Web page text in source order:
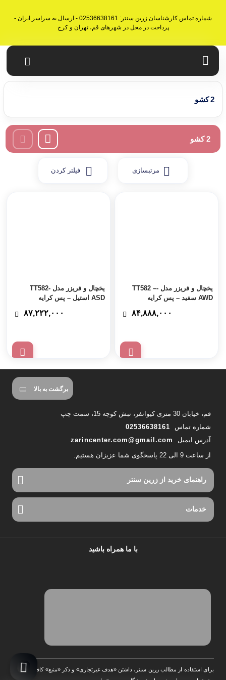
شماره تماس کارشناسان زرین سنتر: 02536638161 - ارسال به سراسر ایران -
پرداخت در محل در شهرهای قم، تهران و کرج
2 کشو
2 کشو
مرتبسازی فیلتر کردن
یخچال و فریزر مدل -TT582 –
AWD سفید – پس کرایه
۸۴,۸۸۸,۰۰۰
یخچال و فریزر مدل TT582-
ASD استیل – پس کرایه
۸۷,۲۲۲,۰۰۰
برگشت به بالا
قم، خیابان 30 متری کیوانفر، نبش کوچه 15، سمت چپ
شماره تماس
02536638161
آدرس ایمیل
zarincenter.com@gmail.com
از ساعت 9 الی 22 پاسخگوی شما عزیزان هستیم.
راهنمای خرید از زرین سنتر
خدمات
با ما همراه باشید
برای استفاده از مطالب زرین سنتر، داشتن «هدف غیرتجاری» و ذکر «منبع» کافیست. تمام